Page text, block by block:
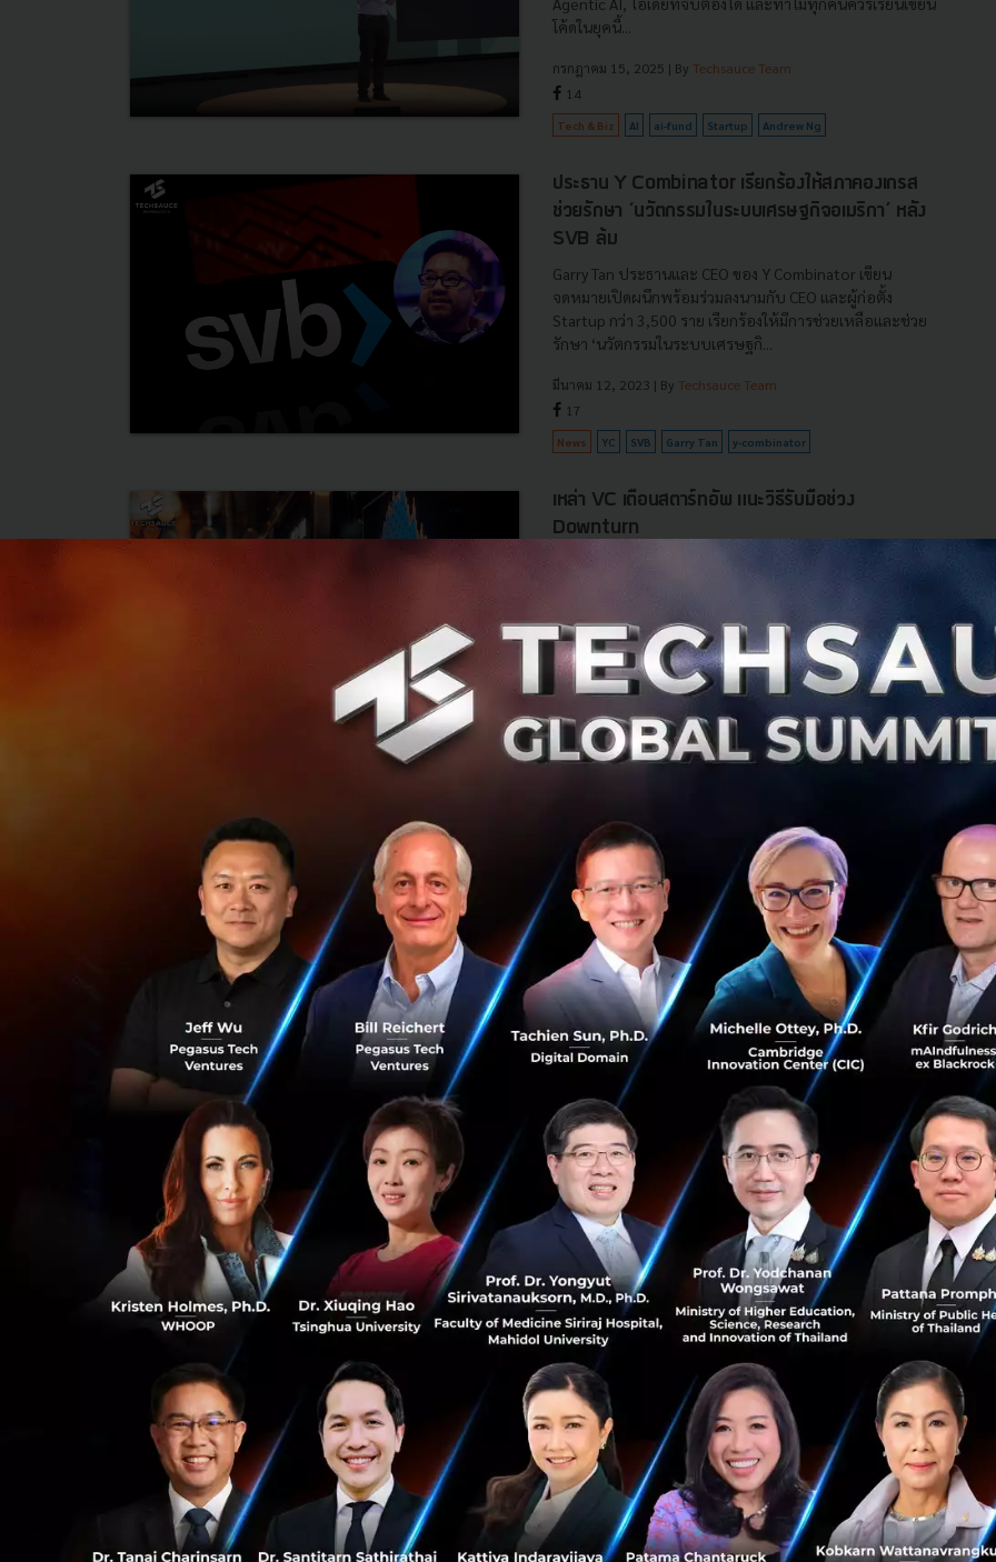
โค้ดในยุคนี้...
กรกฎาคม 15, 2025 | By Techsauce Team
14
Tech & Biz AI ai-fund Startup Andrew Ng
ประธาน Y Combinator เรียกร้องให้สภาคองเกรส
ช่วยรักษา ‘นวัตกรรมในระบบเศรษฐกิจอเมริกา’ หลัง
SVB ล้ม
Garry Tan ประธานและ CEO ของ Y Combinator เขียน
จดหมายเปิดผนึกพร้อมร่วมลงนามกับ CEO และผู้ก่อตั้ง
Startup กว่า 3,500 ราย เรียกร้องให้มีการช่วยเหลือและช่วย
รักษา ‘นวัตกรรมในระบบเศรษฐกิ...
มีนาคม 12, 2023 | By Techsauce Team
17
News YC SVB Garry Tan y-combinator
เหล่า VC เตือนสตาร์ทอัพ แนะวิธีรับมือช่วง
Downturn
ของตลาดอย่างจริงจัง...
พฤษภาคม 30, 2022| ByTechsauce Team
13
News Startup Guide vc startup sequoia downturn
พรางที่ Startup นั้นควรระวัง
Justin Kan นักลงทุนผู้เข้าร่วม Y Combinator (YC) ในฐานะ
พาร์ทเนอร์ หนึ่งใน Startup Accelerator ชื่อดังของโลก และ
ยังเป็น Cofounder สตรีมมิ่งแพลตฟอร์มแนวหน้าของโลก
Twitch โดยเขาได้เผย...
กรกฎาคม 23, 2020 | ByTechsauce Team
3
Tech & Biz Twitch Startup Justin Kan y-combinator
Y Combinator China ประกาศยุติการดำเนินการใน
ประเทศจีน
Y Combinator หนึ่งใน Startup Incubator ยุคบุกเบิก
ประกาศยุติการดำเนินการในประเทศจีน หลังเริ่มดำเนินการใน
ปี 2018 ขณะที่ทีมงานในจีนเตรียมทำ Fund และ Incubator
Programm ของตัวเองในประ...
พฤศจิกายน 22, 2019 | ByTechsauce Team
29
News China y-combinator
Rent the Backyard แก้วิกฤติที่อยู่อาศัยราคาพุ่ง
ผุดไอเดียให้เช่าสวนหลังบ้าน
ด้วยค่าเช่าบ้านที่แสนแพงในซานฟรานซิสโก ทำให้ Rent the
Backyard หนึ่งใน Startup จาก Y Combinator ได้ยื่นข้อเสนอ
ที่น่าสนใจให้กับเจ้าของบ้านที่มีพื้นที่สวนหลังบ้าน (ต้องเป็น
ขนาดไม่น้อ...